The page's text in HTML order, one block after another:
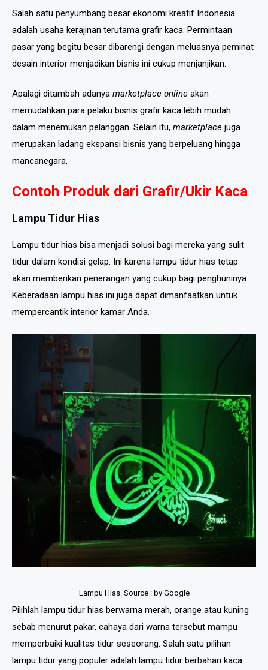
Salah satu penyumbang besar ekonomi kreatif Indonesia
adalah usaha kerajinan terutama grafir kaca. Permintaan
pasar yang begitu besar dibarengi dengan meluasnya peminat
desain interior menjadikan bisnis ini cukup menjanjikan.
Apalagi ditambah adanya marketplace online akan
memudahkan para pelaku bisnis grafir kaca lebih mudah
dalam menemukan pelanggan. Selain itu, marketplace juga
merupakan ladang ekspansi bisnis yang berpeluang hingga
mancanegara.
Contoh Produk dari Grafir/Ukir Kaca
Lampu Tidur Hias
Lampu tidur hias bisa menjadi solusi bagi mereka yang sulit
tidur dalam kondisi gelap. Ini karena lampu tidur hias tetap
akan memberikan penerangan yang cukup bagi penghuninya.
Keberadaan lampu hias ini juga dapat dimanfaatkan untuk
mempercantik interior kamar Anda.
Lampu Hias. Source : by Google
Pilihlah lampu tidur hias berwarna merah, orange atau kuning
sebab menurut pakar, cahaya dari warna tersebut mampu
memperbaiki kualitas tidur seseorang. Salah satu pilihan
lampu tidur yang populer adalah lampu tidur berbahan kaca.